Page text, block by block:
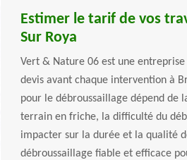
Estimer le tarif de vos
Sur Roya
Vert & Nature 06 est une
devis avant chaque intervention à
pour le débroussaillage dépend de
terrain en friche, la difficulté du
impacter sur la durée et la qualité
débroussaillage fiable et efficace